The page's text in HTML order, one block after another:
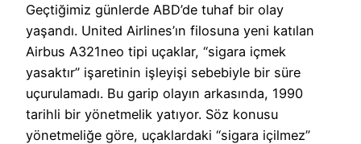
Geçtiğimiz günlerde ABD’de tuhaf bir olay
yaşandı. United Airlines’ın filosuna yeni katılan
Airbus A321neo tipi uçaklar, “sigara içmek
yasaktır” işaretinin işleyişi sebebiyle bir süre
uçurulamadı. Bu garip olayın arkasında, 1990
tarihli bir yönetmelik yatıyor. Söz konusu
yönetmeliğe göre, uçaklardaki “sigara içilmez”